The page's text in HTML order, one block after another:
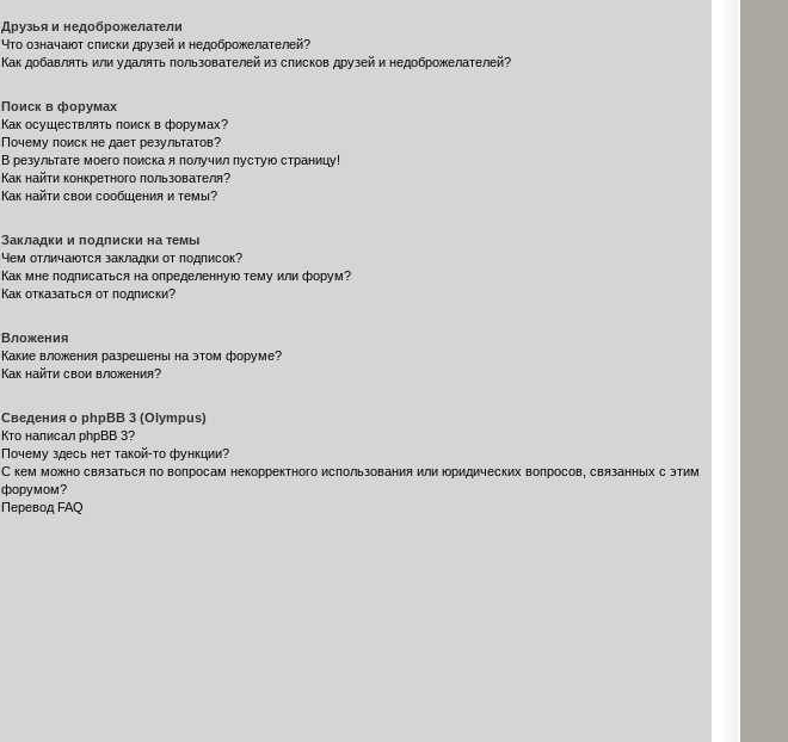
Друзья и недоброжелатели
Что означают списки друзей и недоброжелателей?
Как добавлять или удалять пользователей из списков друзей и недоброжелателей?
Поиск в форумах
Как осуществлять поиск в форумах?
Почему поиск не дает результатов?
В результате моего поиска я получил пустую страницу!
Как найти конкретного пользователя?
Как найти свои сообщения и темы?
Закладки и подписки на темы
Чем отличаются закладки от подписок?
Как мне подписаться на определенную тему или форум?
Как отказаться от подписки?
Вложения
Какие вложения разрешены на этом форуме?
Как найти свои вложения?
Сведения о phpBB 3 (Olympus)
Кто написал phpBB 3?
Почему здесь нет такой-то функции?
С кем можно связаться по вопросам некорректного использования или юридических вопросов, связанных с этим
форумом?
Перевод FAQ